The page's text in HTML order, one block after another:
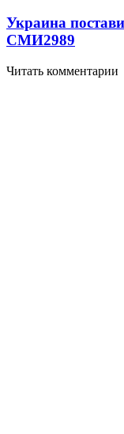
Украина
СМИ2989
Читать комментарии